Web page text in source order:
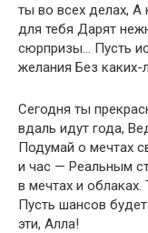
ты во всех делах, А
для тебя Дарят
сюрпризы… Пусть
желания Без каких-
Сегодня ты
вдаль идут года,
Подумай о мечтах
и час — Реальным
в мечтах и облаках.
Пусть шансов
эти, Алла!